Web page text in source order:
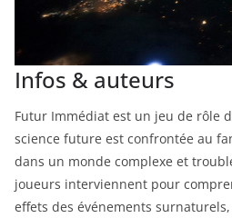
Infos & auteurs
Futur Immédiat est un jeu de rôle
science future est confrontée au
dans un monde complexe et
joueurs interviennent pour
effets des événements